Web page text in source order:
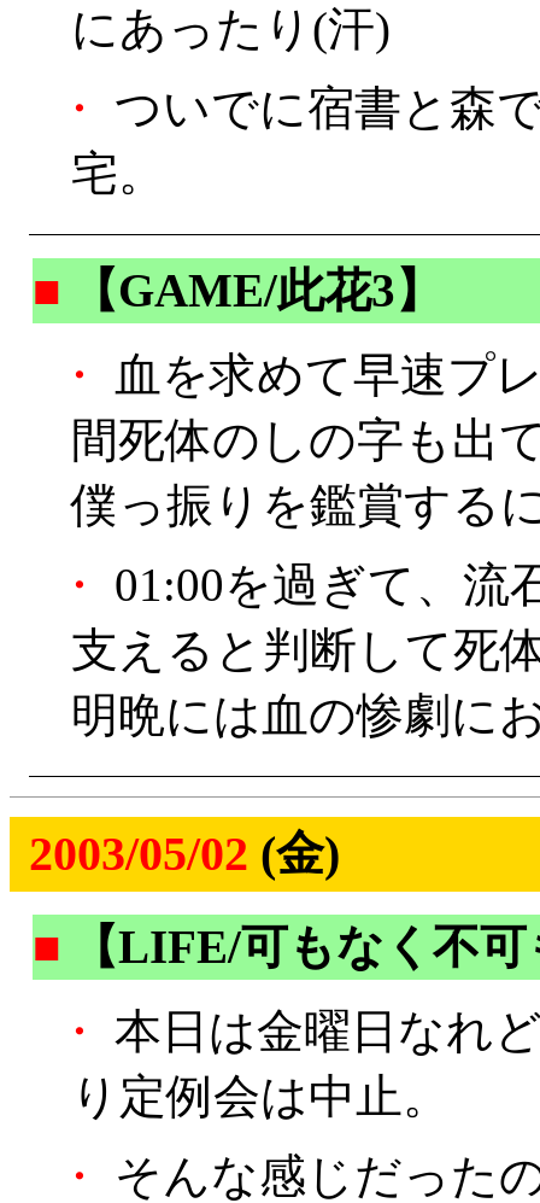
にあったり(汗)
・
ついでに宿書と森
宅。
■
【GAME/此花3】
・
血を求めて早速プ
間死体のしの字も出
僕っ振りを鑑賞する
・
01:00を過ぎて、流
支えると判断して死
明晩には血の惨劇に
2003/05/02 (金)
■
【LIFE/可もなく不
・
本日は金曜日なれ
り定例会は中止。
・
そんな感じだった